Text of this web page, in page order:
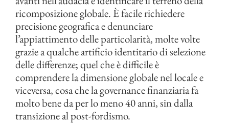
ricomposizione globale. È facile richiedere
precisione geografica e denunciare
l’appiattimento delle particolarità, molte volte
grazie a qualche artificio identitario di selezione
delle differenze; quel che è difficile è
comprendere la dimensione globale nel locale e
viceversa, cosa che la governance finanziaria fa
molto bene da per lo meno 40 anni, sin dalla
transizione al post-fordismo.